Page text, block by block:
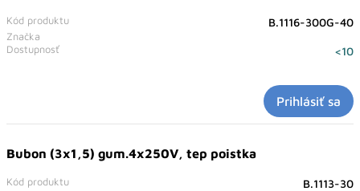
Značka
Kód produktu B.1116-300G-40
Dostupnosť <10
Prihlásiť sa
Bubon (3x1,5) gum.4x250V, tep poistka
Kód produktu B.1113-30